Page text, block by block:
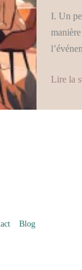
I. Un
:
et
Lire la
Blog